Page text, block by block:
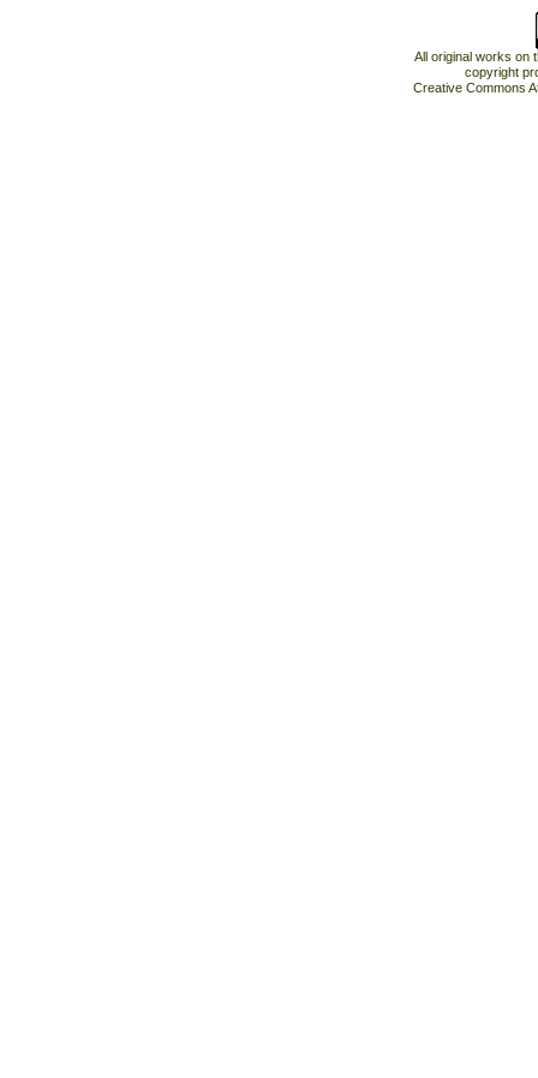
All original works on
copyright
Creative Commons